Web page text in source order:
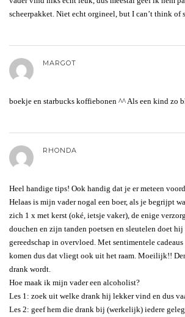
scheerpakket. Niet echt orgineel, but I can’t think of
MARGOT
boekje en starbucks koffiebonen ^^ Als een kind zo
RHONDA
Heel handige tips! Ook handig dat je er meteen
Helaas is mijn vader nogal een boer, als je begrijpt
zich 1 x met kerst (oké, ietsje vaker), de enige
douchen en zijn tanden poetsen en sleutelen doet
gereedschap in overvloed. Met sentimentele
komen dus dat vliegt ook uit het raam. Moeilijk!!
drank wordt.
Hoe maak ik mijn vader een alcoholist?
Les 1: zoek uit welke drank hij lekker vind en dus
Les 2: geef hem die drank bij (werkelijk) iedere